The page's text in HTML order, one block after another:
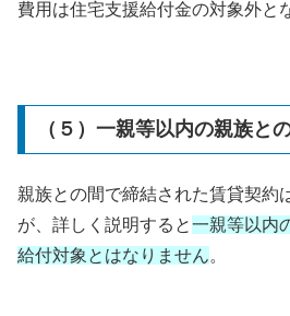
費用は住宅支援給付金の対象外と
（５）一親等以内の親族と
親族との間で締結された賃貸契約
が、詳しく説明すると一親等以内
給付対象とはなりません。